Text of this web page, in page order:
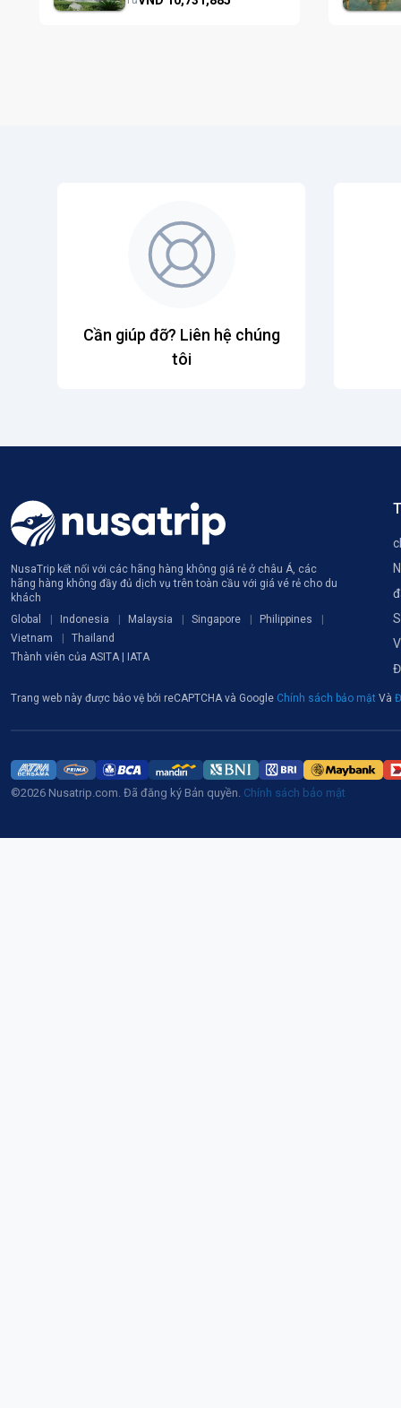
Cần giúp đỡ? Liên hệ chúng
tôi
NusaTrip kết nối với các hãng hàng không giá rẻ ở châu Á, các
hãng hàng không đầy đủ dịch vụ trên toàn cầu với giá vé rẻ cho du
khách
Global
Indonesia Malaysia Singapore
Philippines
Vietnam
Thailand
Thành viên của ASITA | IATA
Trang web này được bảo vệ bởi reCAPTCHA và Google Chính sách bảo mật Và
©2026 Nusatrip.com. Đã đăng ký Bản quyền. Chính sách bảo mật